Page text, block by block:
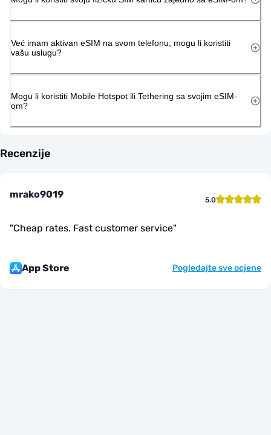
Već imam aktivan eSIM na svom telefonu, mogu li koristiti
vašu uslugu?
Mogu li koristiti Mobile Hotspot ili Tethering sa svojim eSIM-
om?
Recenzije
mrako9019 5.0
"Cheap rates. Fast customer service"
App Store Pogledajte sve ocjene